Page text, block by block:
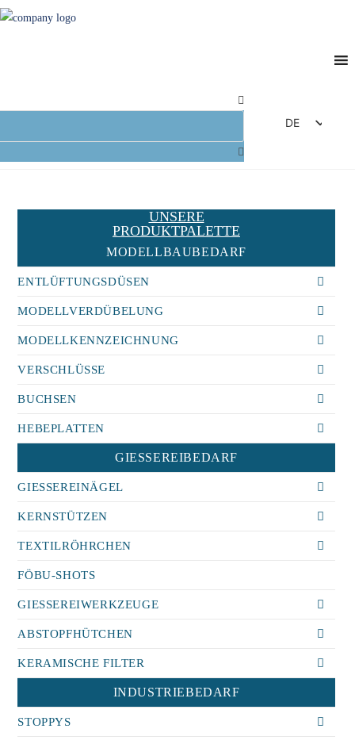
DE
UNSERE
PRODUKTPALETTE
MODELLBAUBEDARF
ENTLÜFTUNGSDÜSEN
MODELLVERDÜBELUNG
MODELLKENNZEICHNUNG
VERSCHLÜSSE
BUCHSEN
HEBEPLATTEN
GIESSEREIBEDARF
GIESSEREINÄGEL
KERNSTÜTZEN
TEXTILRÖHRCHEN
FÖBU-SHOTS
GIESSEREIWERKZEUGE
ABSTOPFHÜTCHEN
KERAMISCHE FILTER
INDUSTRIEBEDARF
STOPPYS